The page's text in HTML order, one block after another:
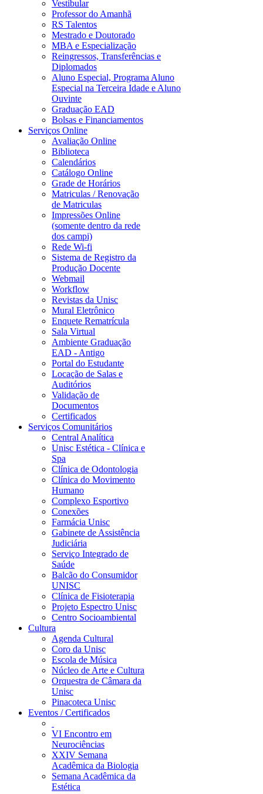
Vestibular
Professor do Amanhã
RS Talentos
Mestrado e Doutorado
MBA e Especialização
Reingressos, Transferências e
Diplomados
Aluno Especial, Programa Aluno
Especial na Terceira Idade e Aluno
Ouvinte
Graduação EAD
Bolsas e Financiamentos
Serviços Online
Avaliação Online
Biblioteca
Calendários
Catálogo Online
Grade de Horários
Matriculas / Renovação
de Matriculas
Impressões Online
(somente dentro da rede
dos campi)
Rede Wi-fi
Sistema de Registro da
Produção Docente
Webmail
Workflow
Revistas da Unisc
Mural Eletrônico
Enquete Rematrícula
Sala Virtual
Ambiente Graduação
EAD - Antigo
Portal do Estudante
Locação de Salas e
Auditórios
Validação de
Documentos
Certificados
Serviços Comunitários
Central Analítica
Unisc Estética - Clínica e
Spa
Clínica de Odontologia
Clínica do Movimento
Humano
Complexo Esportivo
Conexões
Farmácia Unisc
Gabinete de Assistência
Judiciária
Serviço Integrado de
Saúde
Balcão do Consumidor
UNISC
Clínica de Fisioterapia
Projeto Espectro Unisc
Centro Socioambiental
Cultura
Agenda Cultural
Coro da Unisc
Escola de Música
Núcleo de Arte e Cultura
Orquestra de Câmara da
Unisc
Pinacoteca Unisc
Eventos / Certificados
VI Encontro em
Neurociências
XXIV Semana
Acadêmica da Biologia
Semana Acadêmica da
Estética